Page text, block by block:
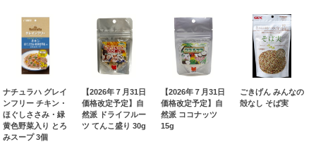
ナチュラハ グレイ
ンフリー チキン・
ほぐしささみ・緑
黄色野菜入り とろ
みスープ 3個
【2026年７月31日
価格改定予定】自
然派 ドライフルー
ツ てんこ盛り 30g
【2026年７月31日
価格改定予定】自
然派 ココナッツ
15g
ごきげん みんなの
殻なし そば実